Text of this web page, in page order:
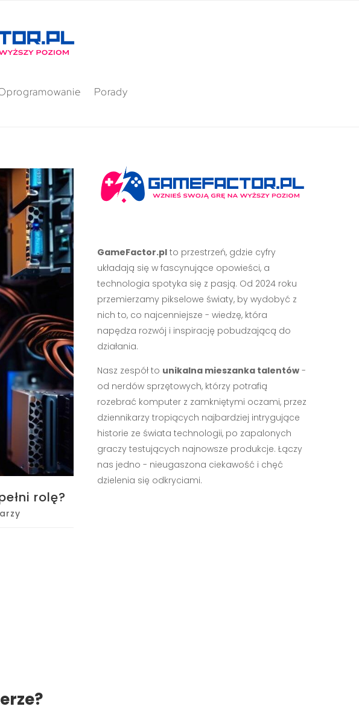
Porady
rolę?
GameFactor.plto przestrzeń, gdzie cyfry
układają się w fascynujące opowieści, a
technologia spotyka się z pasją. Od 2024 roku
przemierzamy pikselowe światy, by wydobyć z
nich to, co najcenniejsze - wiedzę, która
napędza rozwój i inspirację pobudzającą do
działania.
Nasz zespół to unikalna mieszanka talentów-
od nerdów sprzętowych, którzy potrafią
rozebrać komputer z zamkniętymi oczami, przez
dziennikarzy tropiących najbardziej intrygujące
historie ze świata technologii, po zapalonych
graczy testujących najnowsze produkcje. Łączy
nas jedno - nieugaszona ciekawość i chęć
dzielenia się odkryciami.